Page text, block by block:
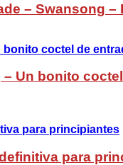
– Swansong –
Un bonito
para